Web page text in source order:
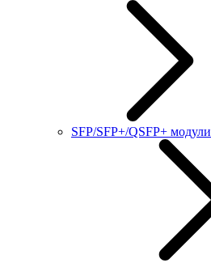
SFP/SFP+/QSFP+ модули